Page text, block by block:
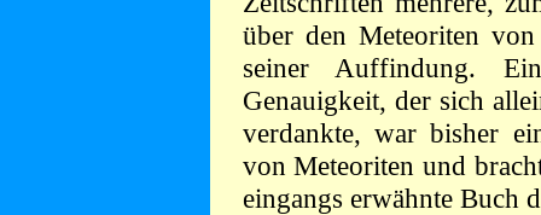
über den Meteoriten
seiner Auffindung.
Genauigkeit, der sich
verdankte, war bisher
von Meteoriten und
eingangs erwähnte Buch